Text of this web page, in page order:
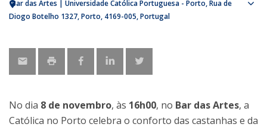
Bar das Artes | Universidade Católica Portuguesa - Porto Rua de
Diogo Botelho 1327 Porto 4169-005 Portugal
No dia 8 de novembro, às 16h00, no Bar das Artes, a
Católica no Porto celebra o conforto das castanhas e da